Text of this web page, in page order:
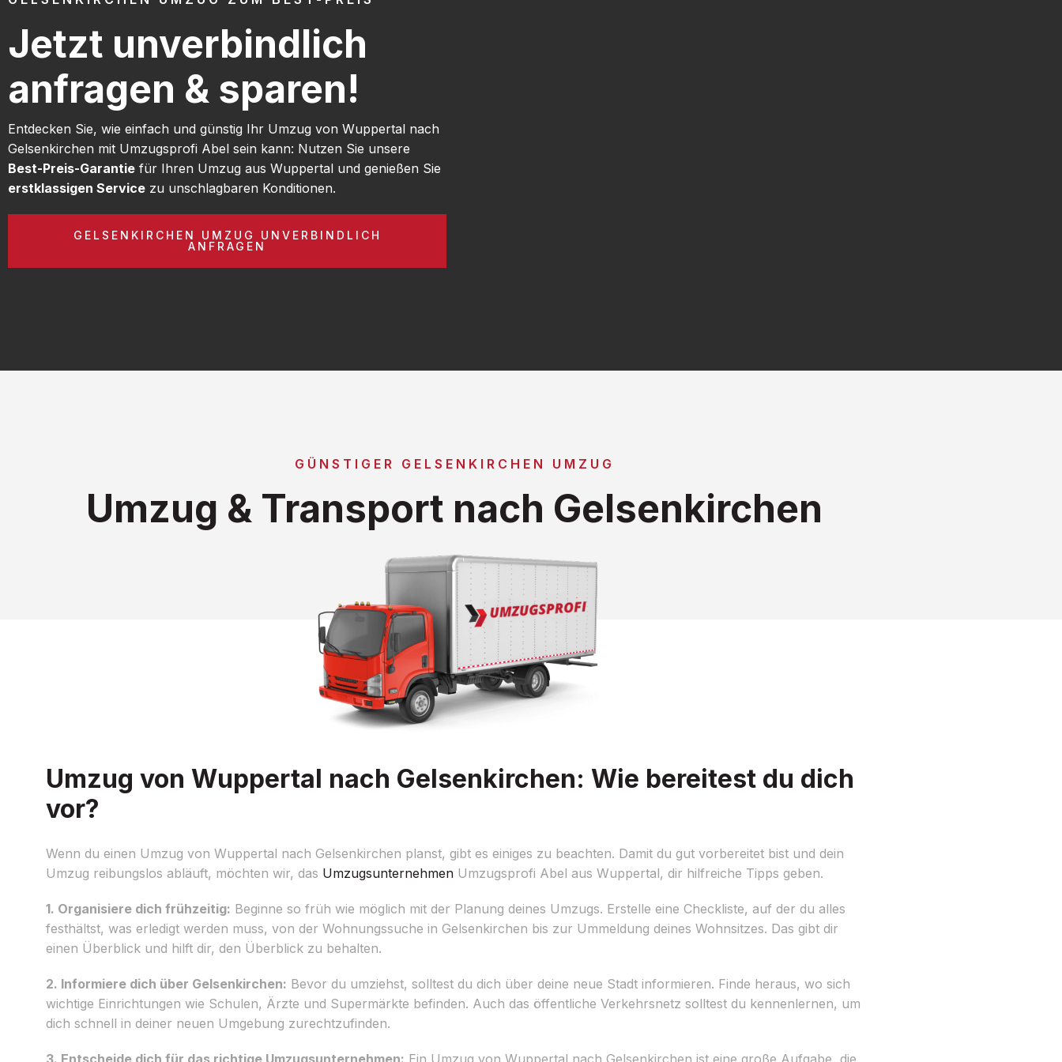
Jetzt unverbindlich
anfragen & sparen!
Entdecken Sie, wie einfach und günstig Ihr Umzug von Wuppertal nach
Gelsenkirchen mit Umzugsprofi Abel sein kann: Nutzen Sie unsere
Best-Preis-Garantie für Ihren Umzug aus Wuppertal und genießen Sie
erstklassigen Service zu unschlagbaren Konditionen.
GELSENKIRCHEN UMZUG UNVERBINDLICH
ANFRAGEN
GÜNSTIGER GELSENKIRCHEN UMZUG
Umzug & Transport nach Gelsenkirchen
Umzug von Wuppertal nach Gelsenkirchen: Wie bereitest du dich
vor?
Wenn du einen Umzug von Wuppertal nach Gelsenkirchen planst, gibt es einiges zu beachten. Damit du gut vorbereitet bist und dein
Umzug reibungslos abläuft, möchten wir, das Umzugsunternehmen Umzugsprofi Abel aus Wuppertal, dir hilfreiche Tipps geben.
1. Organisiere dich frühzeitig: Beginne so früh wie möglich mit der Planung deines Umzugs. Erstelle eine Checkliste, auf der du alles
festhältst, was erledigt werden muss, von der Wohnungssuche in Gelsenkirchen bis zur Ummeldung deines Wohnsitzes. Das gibt dir
einen Überblick und hilft dir, den Überblick zu behalten.
2. Informiere dich über Gelsenkirchen: Bevor du umziehst, solltest du dich über deine neue Stadt informieren. Finde heraus, wo sich
wichtige Einrichtungen wie Schulen, Ärzte und Supermärkte befinden. Auch das öffentliche Verkehrsnetz solltest du kennenlernen, um
dich schnell in deiner neuen Umgebung zurechtzufinden.
3. Entscheide dich für das richtige Umzugsunternehmen: Ein Umzug von Wuppertal nach Gelsenkirchen ist eine große Aufgabe, die